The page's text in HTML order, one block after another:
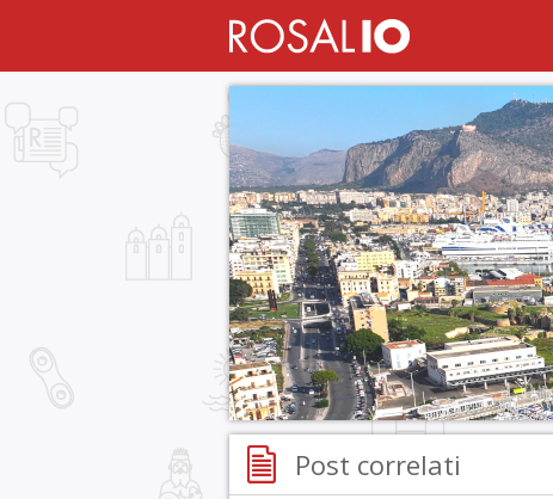
Post correlati